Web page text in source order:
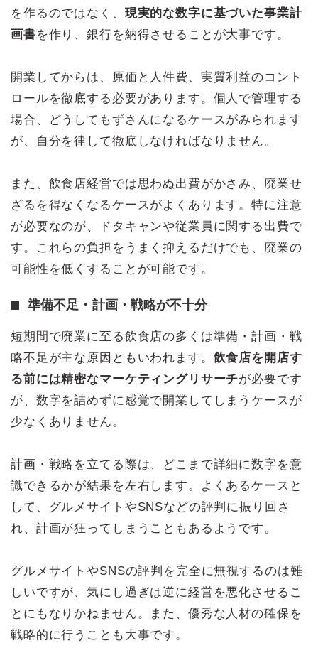
を作るのではなく、 現実的な数字に基づいた事業計
画書を作り、銀行を納得させることが大事です。
開業してからは、原価と人件費、実質利益のコント
ロールを徹底する必要があります。個人で管理する
場合、どうしてもずさんになるケースがみられます
が、自分を律して徹底しなければなりません。
また、飲食店経営では思わぬ出費がかさみ、廃業せ
ざるを得なくなるケースがよくあります。特に注意
が必要なのが、ドタキャンや従業員に関する出費で
す。これらの負担をうまく抑えるだけでも、廃業の
可能性を低くすることが可能です。
準備不足・計画・戦略が不十分
短期間で廃業に至る飲食店の多くは準備・計画・戦
略不足が主な原因ともいわれます。 飲食店を開店す
る前には精密なマーケティングリサーチが必要です
が、数字を詰めずに感覚で開業してしまうケースが
少なくありません。
計画・戦略を立てる際は、どこまで詳細に数字を意
識できるかが結果を左右します。よくあるケースと
して、グルメサイトやSNSなどの評判に振り回さ
れ、計画が狂ってしまうこともあるようです。
グルメサイトやSNSの評判を完全に無視するのは難
しいですが、気にし過ぎは逆に経営を悪化させるこ
とにもなりかねません。また、優秀な人材の確保を
戦略的に行うことも大事です。